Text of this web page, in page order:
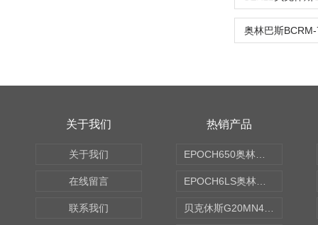
奥林巴斯
关于我们
关于我们
在线留言
联系我们
热销产品